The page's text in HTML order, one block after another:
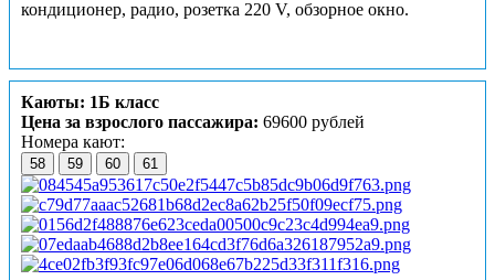
кондиционер, радио, розетка 220 V, обзорное окно.
Каюты: 1Б класс
Цена за взрослого пассажира: 69600 рублей
Номера кают:
58 59 60 61